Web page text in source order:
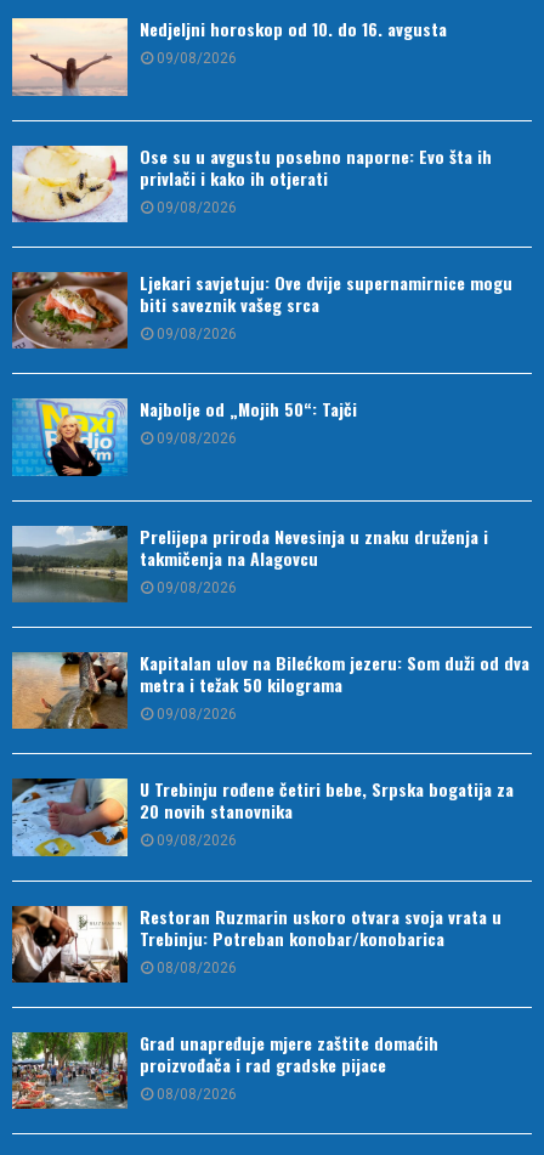
Nedjeljni horoskop od 10. do 16. avgusta
09/08/2026
Ose su u avgustu posebno naporne: Evo šta ih
privlači i kako ih otjerati
09/08/2026
Ljekari savjetuju: Ove dvije supernamirnice mogu
biti saveznik vašeg srca
09/08/2026
Najbolje od „Mojih 50“: Tajči
09/08/2026
Prelijepa priroda Nevesinja u znaku druženja i
takmičenja na Alagovcu
09/08/2026
Kapitalan ulov na Bilećkom jezeru: Som duži od dva
metra i težak 50 kilograma
09/08/2026
U Trebinju rođene četiri bebe, Srpska bogatija za
20 novih stanovnika
09/08/2026
Restoran Ruzmarin uskoro otvara svoja vrata u
Trebinju: Potreban konobar/konobarica
08/08/2026
Grad unapređuje mjere zaštite domaćih
proizvođača i rad gradske pijace
08/08/2026